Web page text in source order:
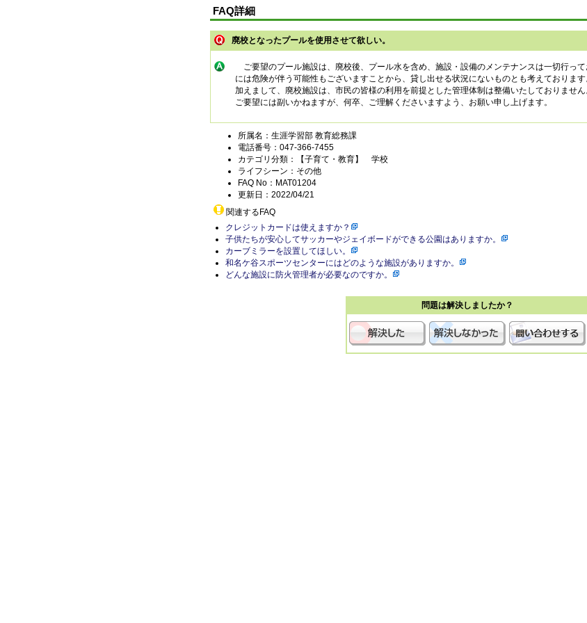
FAQ詳細
廃校となったプールを使用させて欲しい。
ご要望のプール施設は、廃校後、プール水を含め、施設・設備のメンテナンスは一切行っ
には危険が伴う可能性もございますことから、貸し出せる状況にないものとも考えております
加えまして、廃校施設は、市民の皆様の利用を前提とした管理体制は整備いたしておりません
ご要望には副いかねますが、何卒、ご理解くださいますよう、お願い申し上げます。
所属名：生涯学習部 教育総務課
電話番号：047-366-7455
カテゴリ分類：【子育て・教育】 学校
ライフシーン：その他
FAQ No：MAT01204
更新日：2022/04/21
関連するFAQ
クレジットカードは使えますか？
子供たちが安心してサッカーやジェイボードができる公園はありますか。
カーブミラーを設置してほしい。
和名ケ谷スポーツセンターにはどのような施設がありますか。
どんな施設に防火管理者が必要なのですか。
問題は解決しましたか？